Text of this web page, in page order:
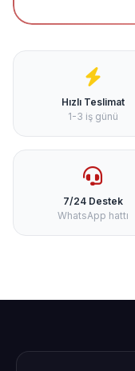
Hızlı Teslimat
1-3 iş günü
7/24 Destek
WhatsApp hattı